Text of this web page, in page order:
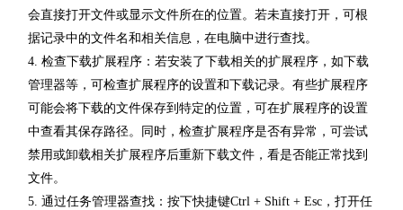
会直接打开文件或显示文件所在的位置。若未直接打开，可根
据记录中的文件名和相关信息，在电脑中进行查找。
4. 检查下载扩展程序：若安装了下载相关的扩展程序，如下载
管理器等，可检查扩展程序的设置和下载记录。有些扩展程序
可能会将下载的文件保存到特定的位置，可在扩展程序的设置
中查看其保存路径。同时，检查扩展程序是否有异常，可尝试
禁用或卸载相关扩展程序后重新下载文件，看是否能正常找到
文件。
5. 通过任务管理器查找：按下快捷键Ctrl + Shift + Esc，打开任